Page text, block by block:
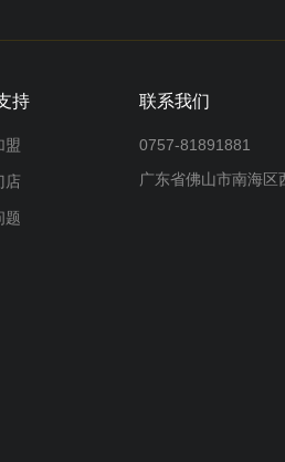
持
盟
店
题
联系我们
0757-81891881
广东省佛山市南海区